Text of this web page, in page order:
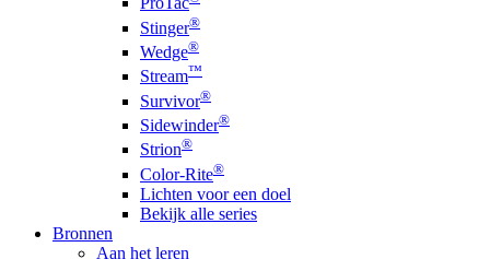
Stinger®
Wedge®
Stream™
Survivor®
Sidewinder®
Strion®
Color-Rite®
Lichten voor een doel
Bekijk alle series
Bronnen
Aan het leren